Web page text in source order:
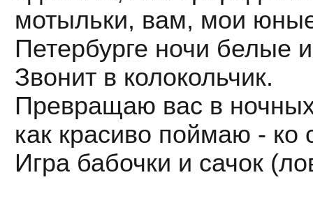
мотыльки, вам, мои
Петербурге ночи белые
Звонит в колокольчик.
Превращаю вас в
как красиво поймаю - ко
Игра бабочки и сачок